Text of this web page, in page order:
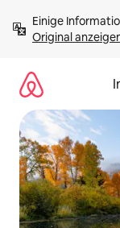
Inhalten
springenOriginal